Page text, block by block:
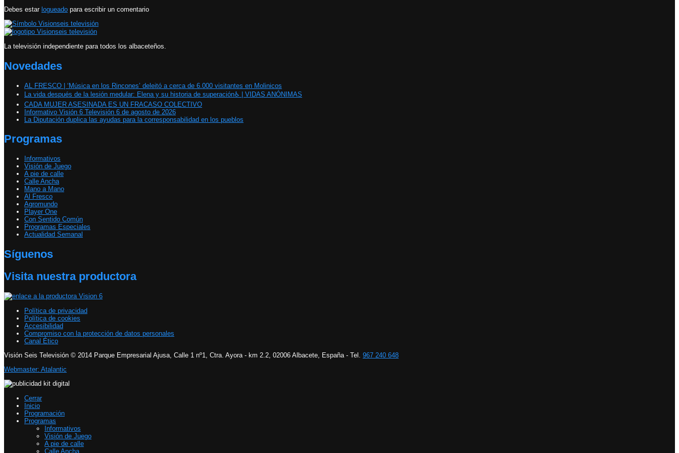
Debes estar logueado para escribir un comentario
La televisión independiente para todos los albaceteños.
Novedades
AL FRESCO | ‘Música en los Rincones’ deleitó a cerca de 6.000 visitantes en Molinicos
La vida después de la lesión medular: Elena y su historia de superación♿️ | VIDAS ANÓNIMAS
CADA MUJER ASESINADA ES UN FRACASO COLECTIVO
Informativo Visión 6 Televisión 6 de agosto de 2026
La Diputación duplica las ayudas para la corresponsabilidad en los pueblos
Programas
Informativos
Visión de Juego
A pie de calle
Calle Ancha
Mano a Mano
Al Fresco
Agromundo
Player One
Con Sentido Común
Programas Especiales
Actualidad Semanal
Síguenos
Visita nuestra productora
Política de privacidad
Política de cookies
Accesibilidad
Compromiso con la protección de datos personales
Canal Ético
Visión Seis Televisión © 2014 Parque Empresarial Ajusa, Calle 1 nº1, Ctra. Ayora - km 2.2, 02006 Albacete, España - Tel. 967 240 648
Webmaster: Atalantic
Cerrar
Inicio
Programación
Programas
Informativos
Visión de Juego
A pie de calle
Calle Ancha